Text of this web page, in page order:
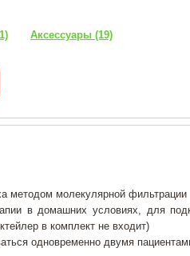
Аксессуары (19)
методом молекулярной фильтрации
в домашних условиях, для
в комплект не входит)
одновременно двумя